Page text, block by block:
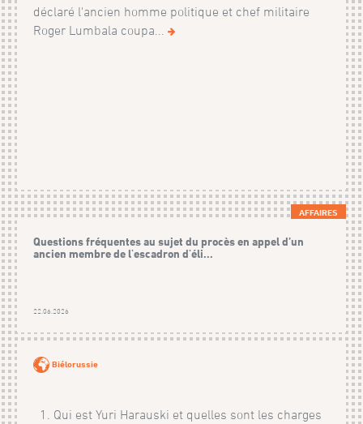
déclaré l'ancien homme politique et chef militaire
Roger Lumbala coupa...
AFFAIRES
Questions fréquentes au sujet du procès en appel d’un
ancien membre de l'escadron d'éli...
22.06.2026
Biélorussie
1. Qui est Yuri Harauski et quelles sont les charges